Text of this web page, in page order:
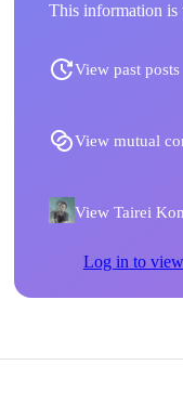
This information is
View past posts
View mutual
View Tairei
Log in to